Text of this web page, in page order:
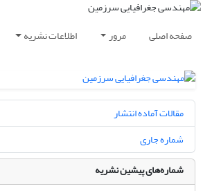
صفحه اصلی مرور اطلاعات نشریه
مقالات آماده انتشار
شماره جاری
شماره‌های پیشین نشریه